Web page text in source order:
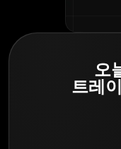
오
트레